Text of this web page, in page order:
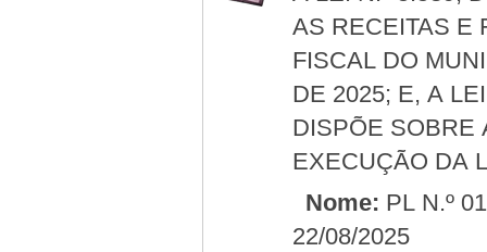
AS RECEITAS E
FISCAL DO
DE 2025; E, A
DISPÕE SOBRE
EXECUÇÃO DA
Nome: PL N.º
22/08/2025